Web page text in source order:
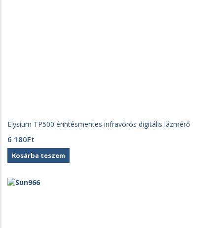
Elysium TP500 érintésmentes infravörös digitális lázmérő
6 180Ft
Kosárba teszem